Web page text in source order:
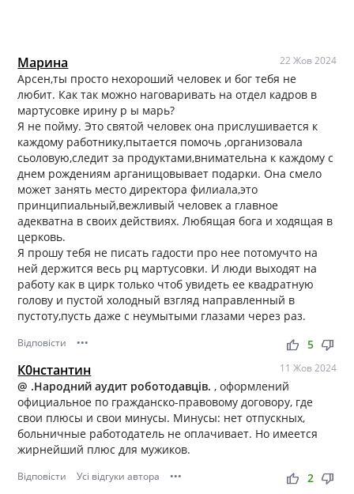
Марина 22 Жов 2024
Арсен,ты просто нехороший человек и бог тебя не
любит. Как так можно наговаривать на отдел кадров в
мартусовке ирину р ы марь?
Я не пойму. Это святой человек она прислушивается к
каждому работнику,пытается помочь ,организовала
сьоловую,следит за продуктами,внимательна к каждому с
днем рождениям арганищовывает подарки. Она смело
может занять место директора филиала,это
принципиальный,вежливый человек а главное
адекватна в своих действиях. Любящая бога и ходящая в
церковь.
Я прошу тебя не писать гадости про нее потомучто на
ней держится весь рц мартусовки. И люди выходят на
работу как в цирк только чтоб увидеть ее квадратную
голову и пустой холодный взгляд направленный в
пустоту,пусть даже с неумытыми глазами через раз.
Відповісти ••• thumb_up thumb_down
5
К0нстантин 11 Жов 2024
@ .Народний аудит роботодавців., оформлений
официальное по гражданско-правовому договору, где
свои плюсы и свои минусы. Минусы: нет отпускных,
больничные работодатель не оплачивает. Но имеется
жирнейший плюс для мужиков.
Відповісти Усі відгуки автора ••• thumb_up thumb_down
2